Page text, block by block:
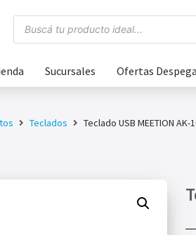
Sucursales Ofertas
Teclados Teclado USB MEETION AK-